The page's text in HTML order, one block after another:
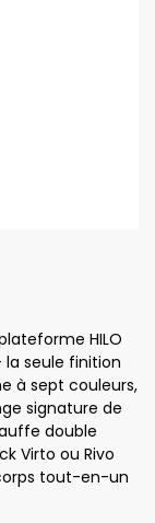
HILO
seule finition
à sept couleurs,
signature de
double
Virto ou Rivo
tout-en-un